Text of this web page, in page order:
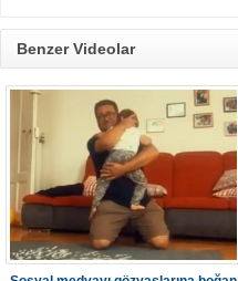
Benzer Videolar